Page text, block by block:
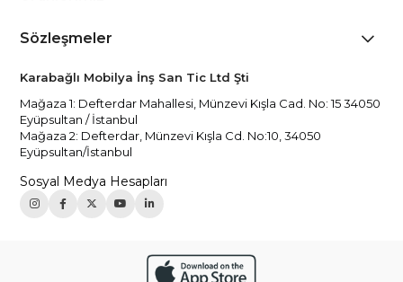
Sözleşmeler
Karabağlı Mobilya İnş San Tic Ltd Şti
Mağaza 1: Defterdar Mahallesi, Münzevi Kışla Cad. No: 15 34050
Eyüpsultan / İstanbul
Mağaza 2: Defterdar, Münzevi Kışla Cd. No:10, 34050
Eyüpsultan/İstanbul
Sosyal Medya Hesapları